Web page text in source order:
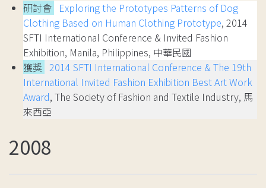
研討會 Exploring the Prototypes Patterns of Dog
Clothing Based on Human Clothing Prototype, 2014
SFTI International Conference & Invited Fashion
Exhibition, Manila, Philippines, 中華民國
獲獎 2014 SFTI International Conference & The 19th
International Invited Fashion Exhibition Best Art Work
Award, The Society of Fashion and Textile Industry, 馬
來西亞
2008